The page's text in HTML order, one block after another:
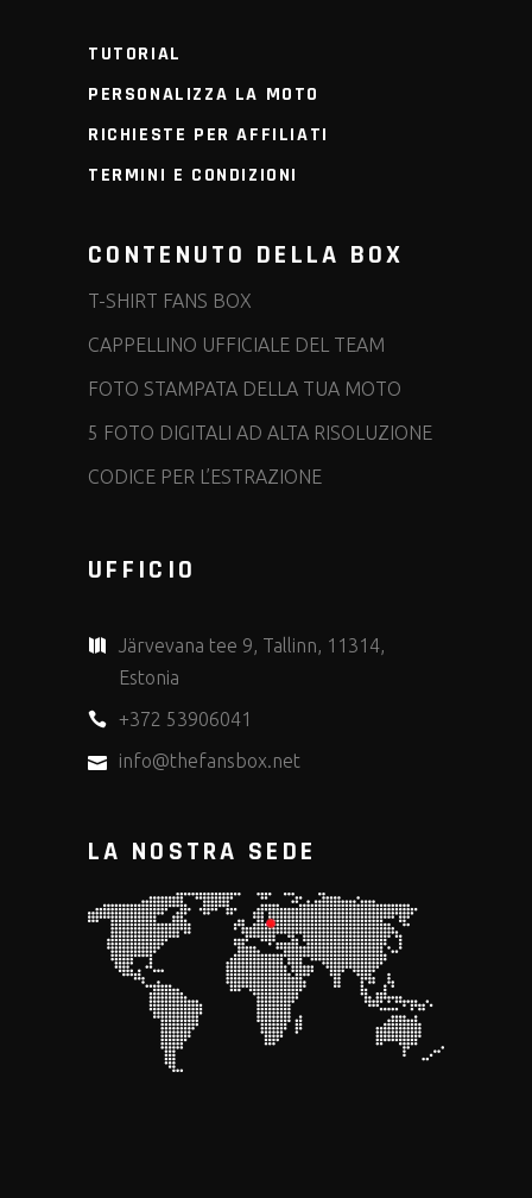
TUTORIAL
PERSONALIZZA LA MOTO
RICHIESTE PER AFFILIATI
TERMINI E CONDIZIONI
CONTENUTO DELLA BOX
T-SHIRT FANS BOX
CAPPELLINO UFFICIALE DEL TEAM
FOTO STAMPATA DELLA TUA MOTO
5 FOTO DIGITALI AD ALTA RISOLUZIONE
CODICE PER L’ESTRAZIONE
UFFICIO
Järvevana tee 9, Tallinn, 11314,
Estonia
+372 53906041
info@thefansbox.net
LA NOSTRA SEDE